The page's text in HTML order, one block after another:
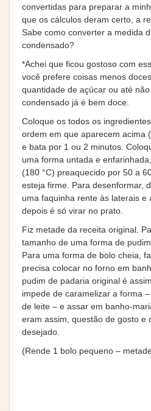
convertidas para preparar a
que os cálculos deram certo, a
Sabe como converter a medida
condensado?
*Achei que ficou gostoso com
você prefere coisas menos
quantidade de açúcar ou até
condensado já é bem doce.
Coloque os todos os
ordem em que aparecem acima
e bata por 1 ou 2 minutos.
uma forma untada e
(180 °C) preaquecido por 50 a
esteja firme. Para desenformar,
uma faquinha rente às laterais e
depois é só virar no prato.
Fiz metade da receita original.
tamanho de uma forma de
Para uma forma de bolo cheia,
precisa colocar no forno em
pudim de padaria original é
impede de caramelizar a forma
de leite – e assar em banho-
eram assim, questão de gosto e
desejado.
(Rende 1 bolo pequeno –